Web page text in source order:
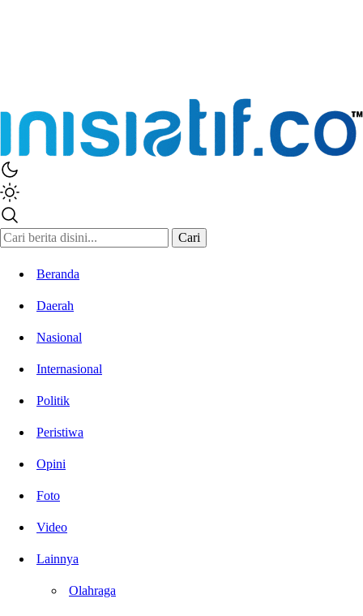
Cari
Beranda
Daerah
Nasional
Internasional
Politik
Peristiwa
Opini
Foto
Video
Lainnya
Olahraga